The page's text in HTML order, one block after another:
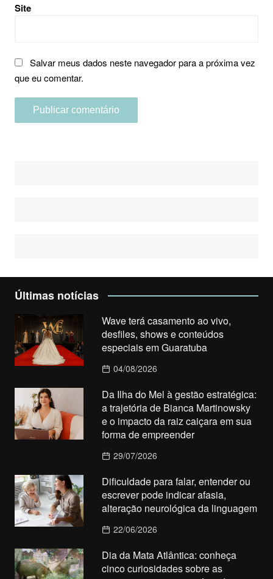
Site
Salvar meus dados neste navegador para a próxima vez
que eu comentar.
Últimas notícias
Wave terá casamento ao vivo,
desfiles, shows e conteúdos
especiais em Guaratuba
04/08/2026
Da Ilha do Mel à gestão estratégica:
a trajetória de Bianca Martinowsky
e o impacto da raiz caiçara em sua
forma de empreender
29/07/2026
Dificuldade para falar, entender ou
escrever pode indicar afasia,
alteração neurológica da linguagem
22/06/2026
Dia da Mata Atlântica: conheça
cinco curiosidades sobre as